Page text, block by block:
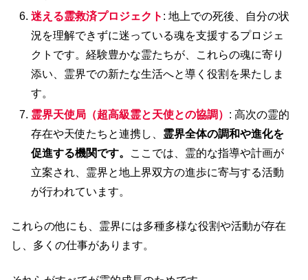
迷える霊救済プロジェクト : 地上での死後、自分の状
況を理解できずに迷っている魂を支援するプロジェ
クトです。経験豊かな霊たちが、これらの魂に寄り
添い、霊界での新たな生活へと導く役割を果たしま
す。
霊界天使局（超高級霊と天使との協調） : 高次の霊的
存在や天使たちと連携し、 霊界全体の調和や進化を
促進する機関です。
ここでは、霊的な指導や計画が
立案され、霊界と地上界双方の進歩に寄与する活動
が行われています。
これらの他にも、霊界には多種多様な役割や活動が存在
し、多くの仕事があります。